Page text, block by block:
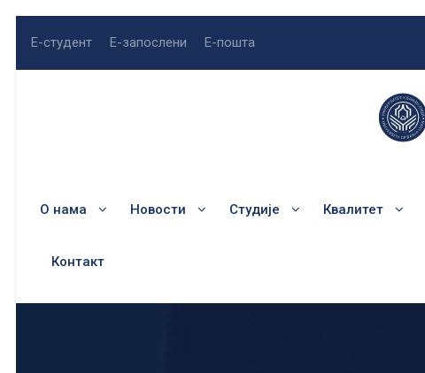
Е-студент Е-запослени Е-пошта
О нама Новости Студије Квалитет
Контакт